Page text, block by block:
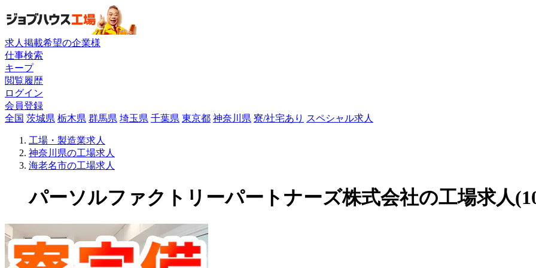
求人掲載希望の企業様
仕事検索
キープ
閲覧履歴
ログイン
会員登録
全国 茨城県 栃木県 群馬県 埼玉県 千葉県 東京都 神奈川県 寮/社宅あり スペシャル求人
工場・製造業求人
神奈川県の工場求人
海老名市の工場求人
パーソルファクトリーパートナーズ株式会社の工場求人